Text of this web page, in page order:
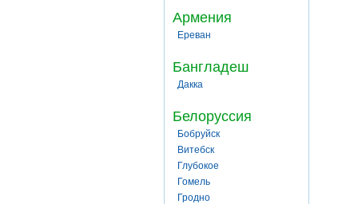
Армения
Ереван
Бангладеш
Дакка
Белоруссия
Бобруйск
Витебск
Глубокое
Гомель
Гродно